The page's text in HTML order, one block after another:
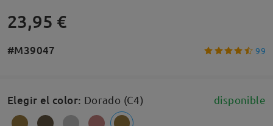
23,95 €
#M39047 99
Elegir el color: Dorado (C4) disponible